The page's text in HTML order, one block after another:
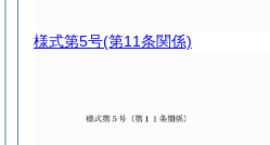
様式第5号(第11条関係)